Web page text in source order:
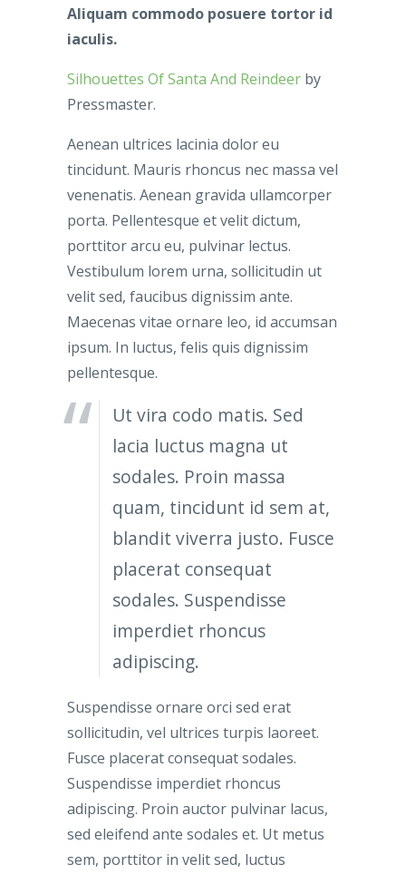
Aliquam commodo posuere tortor id
iaculis.
Silhouettes Of Santa And Reindeer by
Pressmaster.
Aenean ultrices lacinia dolor eu
tincidunt. Mauris rhoncus nec massa vel
venenatis. Aenean gravida ullamcorper
porta. Pellentesque et velit dictum,
porttitor arcu eu, pulvinar lectus.
Vestibulum lorem urna, sollicitudin ut
velit sed, faucibus dignissim ante.
Maecenas vitae ornare leo, id accumsan
ipsum. In luctus, felis quis dignissim
pellentesque.
Ut vira codo matis. Sed
lacia luctus magna ut
sodales. Proin massa
quam, tincidunt id sem at,
blandit viverra justo. Fusce
placerat consequat
sodales. Suspendisse
imperdiet rhoncus
adipiscing.
Suspendisse ornare orci sed erat
sollicitudin, vel ultrices turpis laoreet.
Fusce placerat consequat sodales.
Suspendisse imperdiet rhoncus
adipiscing. Proin auctor pulvinar lacus,
sed eleifend ante sodales et. Ut metus
sem, porttitor in velit sed, luctus